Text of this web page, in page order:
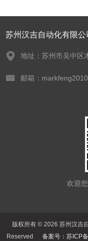
苏州汉吉自动化有限公
地址：苏州市吴中区
邮箱：
欢迎
版权所有 © 2026 苏州汉吉
Reserved 备案号：苏ICP